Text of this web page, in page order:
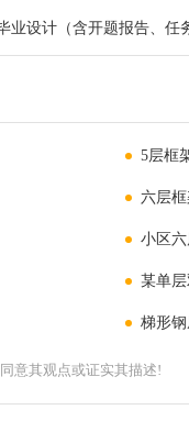
设计（含开题报告、任
5层框
六层框
小区六
某单
梯形
意其观点或证实其描述!